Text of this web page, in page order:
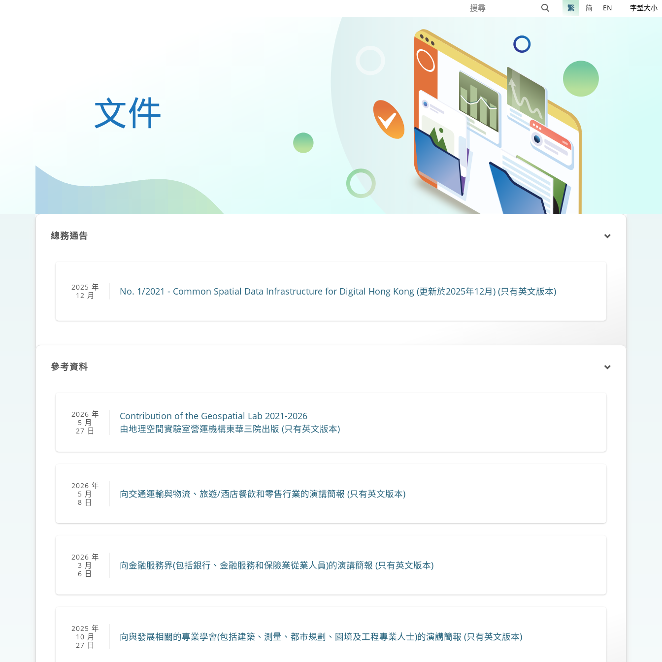
繁 简 EN 字型大小
總務通告
2025 年
12 月
No. 1/2021 - Common Spatial Data Infrastructure for Digital Hong Kong (更新於2025年12月) (只有英文版本)
參考資料
2026 年
5 月
27 日
Contribution of the Geospatial Lab 2021-2026
由地理空間實驗室營運機構東華三院出版 (只有英文版本)
2026 年
5 月
8 日
向交通運輸與物流、旅遊/酒店餐飲和零售行業的演講簡報 (只有英文版本)
2026 年
3 月
6 日
向金融服務界(包括銀行、金融服務和保險業從業人員)的演講簡報 (只有英文版本)
2025 年
10 月
27 日
向與發展相關的專業學會(包括建築、測量、都市規劃、園境及工程專業人士)的演講簡報 (只有英文版本)